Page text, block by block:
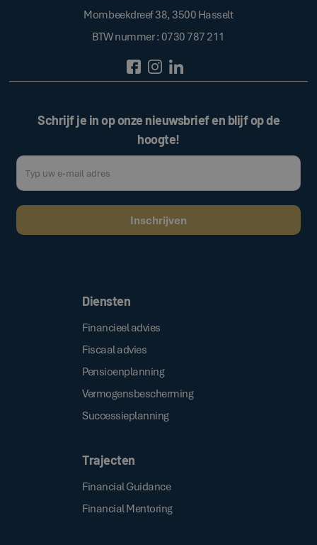
Mombeekdreef 38, 3500 Hasselt
BTW nummer : 0730 787 211
Schrijf je in op onze nieuwsbrief en blijf op de
hoogte!
Diensten
Financieel advies
Fiscaal advies
Pensioenplanning
Vermogensbescherming
Successieplanning
Trajecten
Financial Guidance
Financial Mentoring